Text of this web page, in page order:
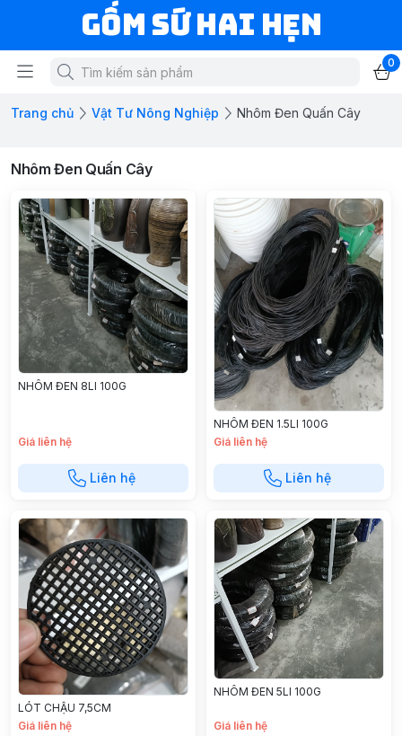
Gốm Sứ Hai Hẹn
0
Trang chủ Vật Tư Nông Nghiệp Nhôm Đen Quấn Cây
Nhôm Đen Quấn Cây
NHÔM ĐEN 8LI 100G
Giá liên hệ
Liên hệ
NHÔM ĐEN 1.5LI 100G
Giá liên hệ
Liên hệ
LÓT CHẬU 7,5CM
Giá liên hệ
NHÔM ĐEN 5LI 100G
Giá liên hệ